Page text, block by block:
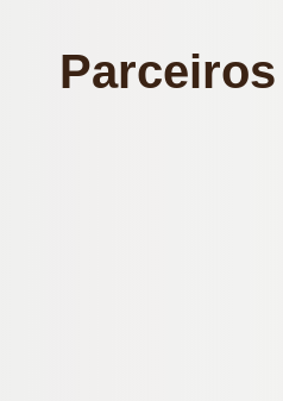
Parceiros